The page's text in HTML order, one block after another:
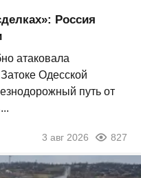
Россия
атаковала
Одесской
путь от
3 авг 2026 827